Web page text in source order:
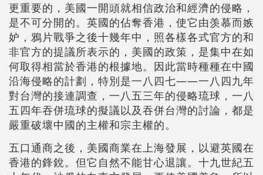
更重要的，美國一開頭就相信政治和經濟的侵略，
是不可分開的。英國的佔奪香港，使它由羡慕而嫉
妒，鴉片戰爭之後十幾年中，照各樣各式官方的和
非官方的提議所表示的，美國的政策，是集中在如
何取得相當於香港的根據地。因此當時種種在中國
沿海侵略的計劃，特別是一八四七——一八四九年
對台灣的接連調查，一八五三年的侵略琉球，一八
五四年吞併琉球的擬議以及吞併台灣的討論，都是
嚴重破壞中國的主權和宗主權的。
五口通商之後，美國商業在上海發展，以避英國在
香港的鋒銳。但它自然不能甘心退讓。十九世紀五